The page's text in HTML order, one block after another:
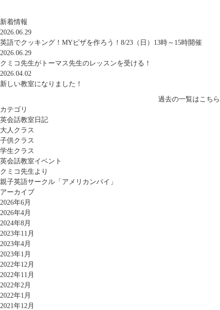
新着情報
2026.06.29
英語でクッキング！MYピザを作ろう！8/23（日）13時～15時開催
2026.06.29
クミコ先生がトーマス先生のレッスンを受ける！
2026.04.02
新しい教室になりました！
過去の一覧はこちら
カテゴリ
英会話教室日記
大人クラス
子供クラス
学生クラス
英会話教室イベント
クミコ先生より
親子英語サークル「アメリカンパイ」
アーカイブ
2026年6月
2026年4月
2024年8月
2023年11月
2023年4月
2023年1月
2022年12月
2022年11月
2022年2月
2022年1月
2021年12月